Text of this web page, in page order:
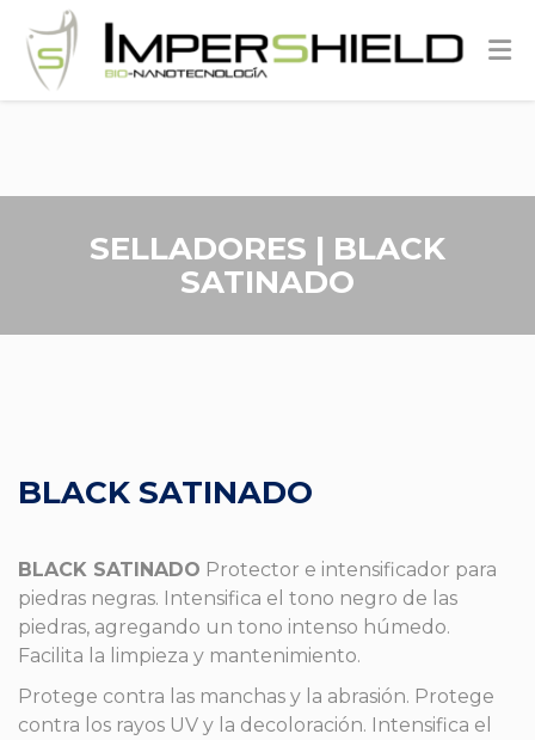
SELLADORES | BLACK
SATINADO
BLACK SATINADO
BLACK SATINADO Protector e intensificador para
piedras negras. Intensifica el tono negro de las
piedras, agregando un tono intenso húmedo.
Facilita la limpieza y mantenimiento.
Protege contra las manchas y la abrasión. Protege
contra los rayos UV y la decoloración. Intensifica el